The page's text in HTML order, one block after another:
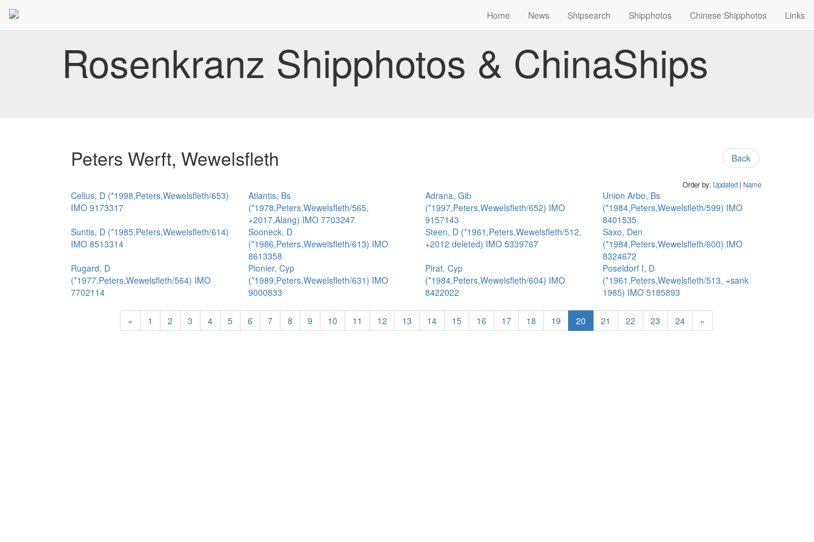
Rosenkranz Shipphotos & ChinaShips
Home News Shipsearch Shipphotos Chinese Shipphotos Links
Peters Werft, Wewelsfleth Back
Order by: Updated | Name
Cellus, D (*1998,Peters,Wewelsfleth/653)
IMO 9173317
Atlantis, Bs
(*1978,Peters,Wewelsfleth/565,
+2017,Alang) IMO 7703247
Adrana, Gib
(*1997,Peters,Wewelsfleth/652) IMO
9157143
Union Arbo, Bs
(*1984,Peters,Wewelsfleth/599) IMO
8401535
Suntis, D (*1985,Peters,Wewelsfleth/614)
IMO 8513314
Sooneck, D
(*1986,Peters,Wewelsfleth/613) IMO
8613358
Steen, D (*1961,Peters,Wewelsfleth/512,
+2012 deleted) IMO 5339767
Saxo, Den
(*1984,Peters,Wewelsfleth/600) IMO
8324672
Rugard, D
(*1977,Peters,Wewelsfleth/564) IMO
7702114
Pionier, Cyp
(*1989,Peters,Wewelsfleth/631) IMO
9000833
Pirat, Cyp
(*1984,Peters,Wewelsfleth/604) IMO
8422022
Poseldorf I, D
(*1961,Peters,Wewelsfleth/513, +sank
1985) IMO 5185893
« 1 2 3 4 5 6 7 8 9 10 11 12 13 14 15 16 17 18 19 20 21 22 23 24 »